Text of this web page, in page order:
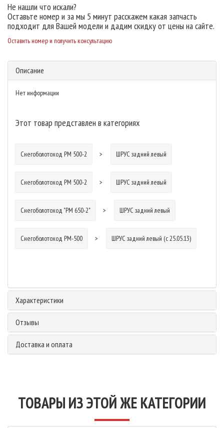
Не нашли что искали?
Оставьте номер и за мы 5 минут расскажем какая запчасть
подходит для Вашей модели и дадим скидку от цены на сайте.
Оставить номер и получить консультацию
Описание
Нет информации
Этот товар представлен в категориях
Снегоболотоход РМ 500-2 ШРУС задний левый
Снегоболотоход РМ 500-2 ШРУС задний левый
Снегоболотоход "РМ 650-2" ШРУС задний левый
Снегоболотоход РМ-500 ШРУС задний левый (с 25.05.13)
Характеристики
Отзывы
Доставка и оплата
ТОВАРЫ ИЗ ЭТОЙ ЖЕ КАТЕГОРИИ